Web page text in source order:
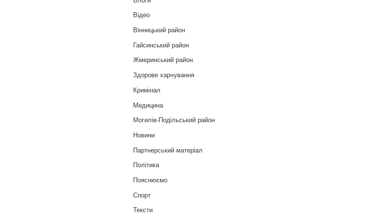
Відео
Вінницький район
Гайсинський район
Жмеринський район
Здорове харчування
Кримінал
Медицина
Могилів-Подільський район
Новини
Партнерський матеріал
Політика
Пояснюємо
Спорт
Тексти